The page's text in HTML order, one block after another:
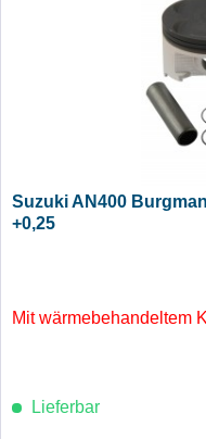
Suzuki AN400
+0,25
Mit wärmebehandeltem
Lieferbar